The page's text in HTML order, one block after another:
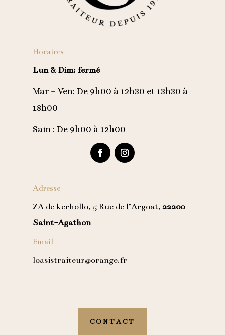
Horaires
Lun & Dim: fermé
Mar – Ven: De 9h00 à 12h30 et 13h30 à
18h00
Sam : De 9h00 à 12h00
Adresse
ZA de kerhollo, 5 Rue de l’Argoat, 22200
Saint-Agathon
Email
loasistraiteur@orange.fr
CONTACT